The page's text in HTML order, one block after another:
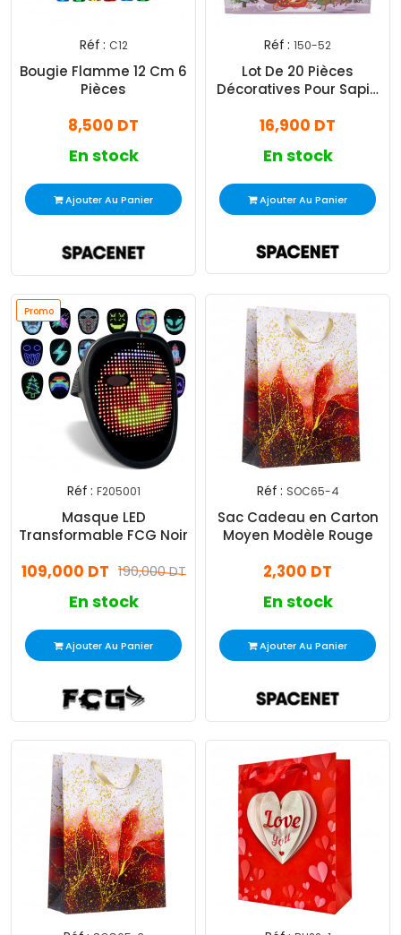
Réf : C12
Bougie Flamme 12 Cm 6
Pièces
8,500 DT
En stock
Ajouter Au Panier
Réf : 150-52
Lot De 20 Pièces
Décoratives Pour Sapin
16,900 DT
En stock
Ajouter Au Panier
Promo
Réf : F205001
Masque LED
Transformable FCG Noir
190,000 DT
109,000 DT
En stock
Ajouter Au Panier
Réf : SOC65-4
Sac Cadeau en Carton
Moyen Modèle Rouge
2,300 DT
En stock
Ajouter Au Panier